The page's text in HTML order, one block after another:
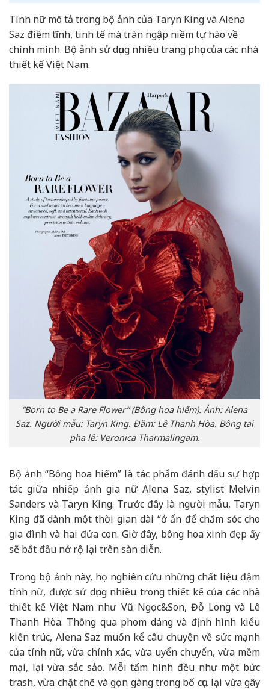
Tính nữ mô tả trong bộ ảnh của Taryn King và Alena
Saz điềm tĩnh, tinh tế mà tràn ngập niềm tự hào về
chính mình. Bộ ảnh sử dụng nhiều trang phục của các nhà
thiết kế Việt Nam.
“Born to Be a Rare Flower” (Bông hoa hiếm). Ảnh: Alena
Saz. Người mẫu: Taryn King. Đầm: Lê Thanh Hòa. Bông tai
pha lê: Veronica Tharmalingam.
Bộ ảnh “Bông hoa hiếm” là tác phẩm đánh dấu sự hợp
tác giữa nhiếp ảnh gia nữ Alena Saz, stylist Melvin
Sanders và Taryn King. Trước đây là người mẫu, Taryn
King đã dành một thời gian dài “ở ẩn để chăm sóc cho
gia đình và hai đứa con. Giờ đây, bông hoa xinh đẹp ấy
sẽ bắt đầu nở rộ lại trên sàn diễn.
Trong bộ ảnh này, họ nghiên cứu những chất liệu đậm
tính nữ, được sử dụng nhiều trong thiết kế của các nhà
thiết kế Việt Nam như Vũ Ngọc&Son, Đỗ Long và Lê
Thanh Hòa. Thông qua phom dáng và định hình kiểu
kiến trúc, Alena Saz muốn kể câu chuyện về sức mạnh
của tính nữ, vừa chính xác, vừa uyển chuyển, vừa mềm
mại, lại vừa sắc sảo. Mỗi tấm hình đều như một bức
trash, vừa chặt chẽ và gọn gàng trong bố cục, lại vừa gây